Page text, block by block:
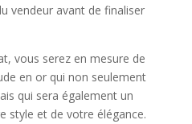
vendeur avant de finaliser
vous serez en mesure de
en or qui non seulement
qui sera également un
style et de votre élégance.